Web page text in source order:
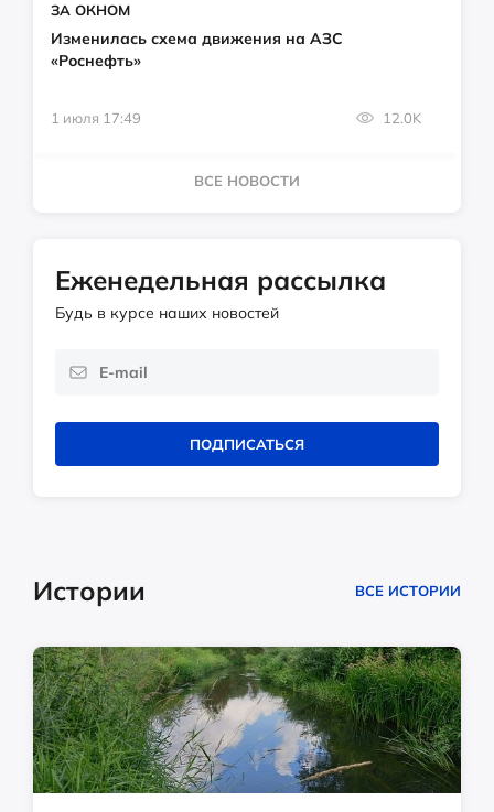
ЗА ОКНОМ
Изменилась схема движения на АЗС
«Роснефть»
1 июля 17:49 12.0K
ВСЕ НОВОСТИ
Еженедельная рассылка
Будь в курсе наших новостей
ПОДПИСАТЬСЯ
Истории ВСЕ ИСТОРИИ